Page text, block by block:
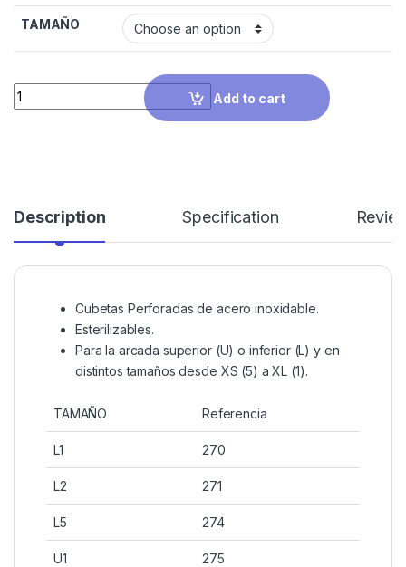
TAMAÑO
Quantity
Add to cart
Description Specification
Cubetas Perforadas de acero inoxidable.
Esterilizables.
Para la arcada superior (U) o inferior (L) y en
distintos tamaños desde XS (5) a XL (1).
TAMAÑO Referencia
L1 270
L2 271
L5 274
U1 275